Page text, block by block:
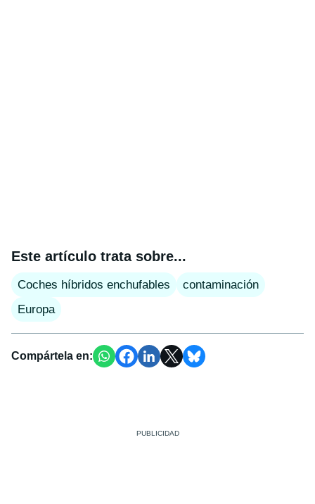
Este artículo trata sobre...
Coches híbridos enchufables
contaminación
Europa
Compártela en: